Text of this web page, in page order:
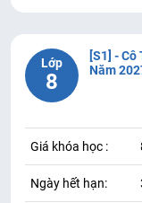
Lớp
8
[S1] -
Năm
Giá khóa học :
Ngày hết hạn: